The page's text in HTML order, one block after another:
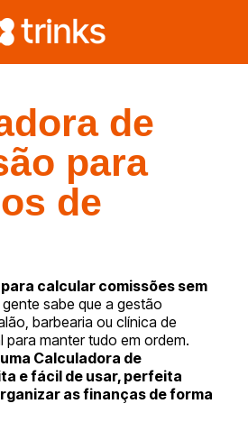
de
para
de
calcular comissões sem
gente sabe que a gestão
barbearia ou clínica de
para manter tudo em ordem.
Calculadora de
e fácil de usar, perfeita
as finanças de forma